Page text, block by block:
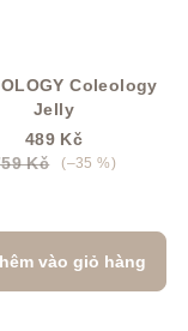
Coleology
Jelly
489 Kč
Kč
(–35 %)
vào giỏ hàng